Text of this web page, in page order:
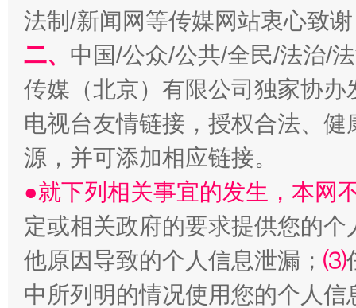
受贿1.44亿！段成刚被判无期
法制/新闻网等传媒网站衷心致
二、 中国/公众/公共/全民/法治/
传媒（北京）有限公司独家协
电视台友情链接，授权合法、
源，并可添加相应链接。
●就下列相关事宜的发生，本网
定或相关政府的要求提供您的个
他原因导致的个人信息泄漏； ⑶
中所列明的情况使用您的个人